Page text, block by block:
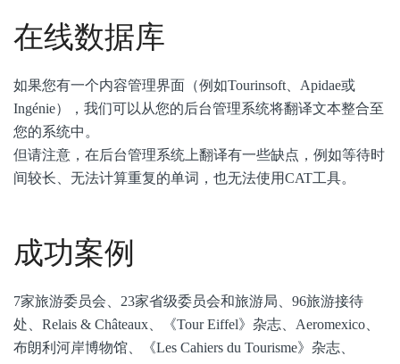
在线数据库
如果您有一个内容管理界面（例如Tourinsoft、Apidae或
Ingénie），我们可以从您的后台管理系统将翻译文本整合至
您的系统中。
但请注意，在后台管理系统上翻译有一些缺点，例如等待时
间较长、无法计算重复的单词，也无法使用CAT工具。
成功案例
7家旅游委员会、23家省级委员会和旅游局、96旅游接待
处、Relais & Châteaux、《Tour Eiffel》杂志、Aeromexico、
布朗利河岸博物馆、《Les Cahiers du Tourisme》杂志、